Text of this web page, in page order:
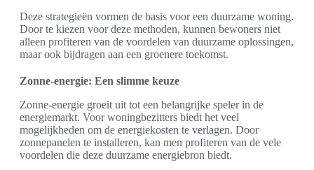
Deze strategieën vormen de basis voor een duurzame woning.
Door te kiezen voor deze methoden, kunnen bewoners niet
alleen profiteren van de voordelen van duurzame oplossingen,
maar ook bijdragen aan een groenere toekomst.
Zonne-energie: Een slimme keuze
Zonne-energie groeit uit tot een belangrijke speler in de
energiemarkt. Voor woningbezitters biedt het veel
mogelijkheden om de energiekosten te verlagen. Door
zonnepanelen te installeren, kan men profiteren van de vele
voordelen die deze duurzame energiebron biedt.